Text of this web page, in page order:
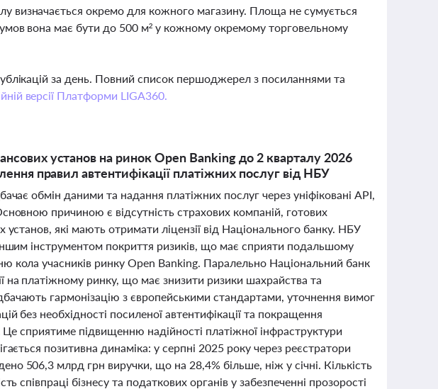
визначається окремо для кожного магазину. Площа не сумується
умов вона має бути до 500 м² у кожному окремому торговельному
за день. Повний список першоджерел з посиланнями та
версії Платформи LIGA360.
установ на ринок Open Banking до 2 кварталу 2026
правил автентифікації платіжних послуг від НБУ
обмін даними та надання платіжних послуг через уніфіковані API,
причиною є відсутність страхових компаній, готових
установ, які мають отримати ліцензії від Національного банку. НБУ
інструментом покриття ризиків, що має сприяти подальшому
кола учасників ринку Open Banking. Паралельно Національний банк
на платіжному ринку, що має знизити ризики шахрайства та
гармонізацію з європейськими стандартами, уточнення вимог
без необхідності посиленої автентифікації та покращення
Це сприятиме підвищенню надійності платіжної інфраструктури
позитивна динаміка: у серпні 2025 року через реєстратори
506,3 млрд грн виручки, що на 28,4% більше, ніж у січні. Кількість
співпраці бізнесу та податкових органів у забезпеченні прозорості